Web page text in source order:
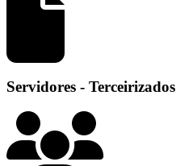
Servidores - Terceirizados